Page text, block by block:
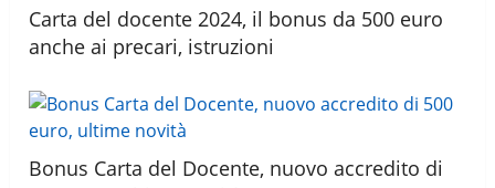
Carta del docente 2024, il bonus da 500 euro
anche ai precari, istruzioni
Bonus Carta del Docente, nuovo accredito di